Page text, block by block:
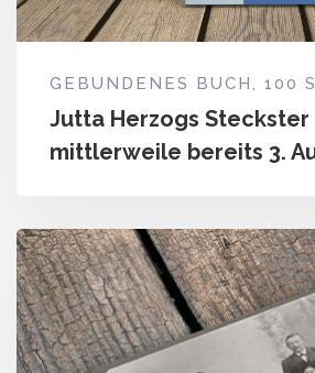
GEBUNDENES BUCH, 100
Jutta Herzogs Steckster
mittlerweile bereits 3.